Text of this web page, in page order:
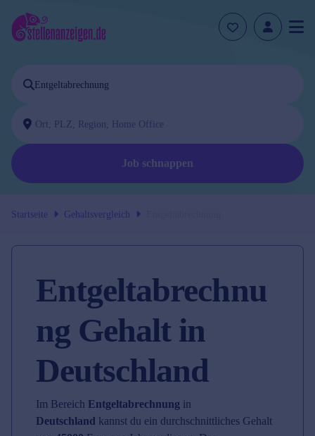
Job schnappen
Startseite Gehaltsvergleich
Entgeltabrechnu
ng Gehalt in
Deutschland
Im Bereich Entgeltabrechnung in
Deutschland kannst du ein durchschnittliches Gehalt